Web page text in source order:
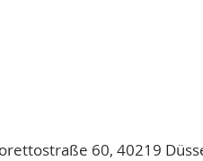
60, 40219